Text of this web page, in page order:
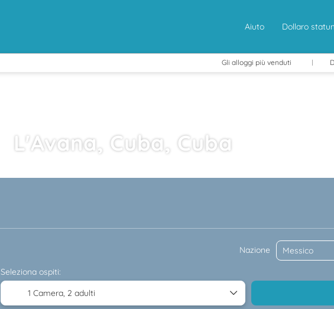
Aiuto Dollaro
Gli alloggi più venduti
L'Avana, Cuba, Cuba
Nazione
Seleziona ospiti:
1 Camera, 2 adulti